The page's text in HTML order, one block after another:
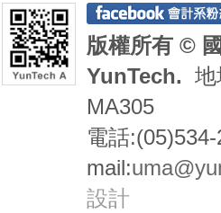
版權所有 ©
YunTech. 地
MA305
電話
mail:
設計